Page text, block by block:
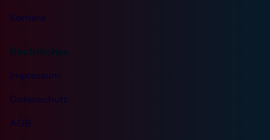
Karriere
Rechtliches
Impressum
Datenschutz
AGB